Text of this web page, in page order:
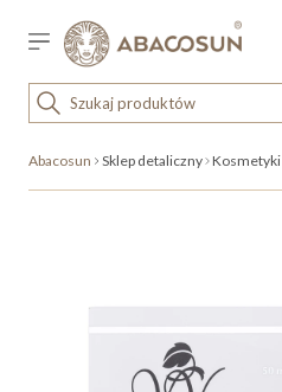
Sklep detaliczny
OUTLET
KOSMETYKI
Abacosun Sklep detaliczny Kosmetyki